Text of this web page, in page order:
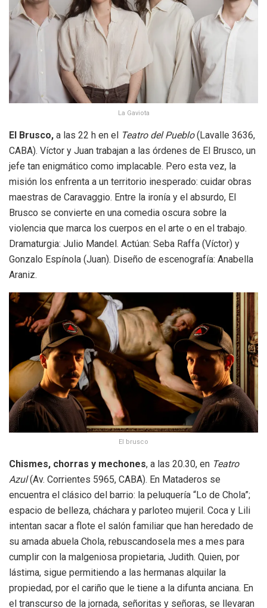
La Gaviota
El Brusco, a las 22 h en el Teatro del Pueblo(Lavalle 3636,
CABA). Víctor y Juan trabajan a las órdenes de El Brusco, un
jefe tan enigmático como implacable. Pero esta vez, la
misión los enfrenta a un territorio inesperado: cuidar obras
maestras de Caravaggio. Entre la ironía y el absurdo, El
Brusco se convierte en una comedia oscura sobre la
violencia que marca los cuerpos en el arte o en el trabajo.
Dramaturgia: Julio Mandel. Actúan: Seba Raffa (Víctor) y
Gonzalo Espínola (Juan). Diseño de escenografía: Anabella
Araniz.
El brusco
Chismes, chorras y mechones, a las 20.30, en Teatro
Azul(Av. Corrientes 5965, CABA). En Mataderos se
encuentra el clásico del barrio: la peluquería “Lo de Chola”;
espacio de belleza, cháchara y parloteo mujeril. Coca y Lili
intentan sacar a flote el salón familiar que han heredado de
su amada abuela Chola, rebuscandosela mes a mes para
cumplir con la malgeniosa propietaria, Judith. Quien, por
lástima, sigue permitiendo a las hermanas alquilar la
propiedad, por el cariño que le tiene a la difunta anciana. En
el transcurso de la jornada, señoritas y señoras, se llevaran